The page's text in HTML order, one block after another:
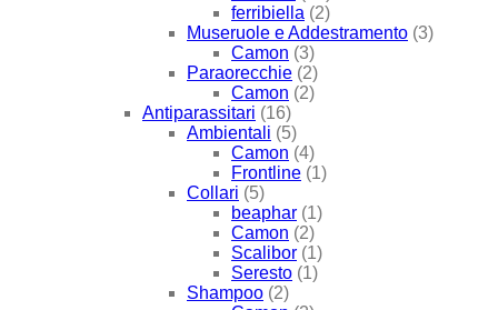
ferribiella (2)
Museruole e Addestramento (3)
Camon (3)
Paraorecchie (2)
Camon (2)
Antiparassitari (16)
Ambientali (5)
Camon (4)
Frontline (1)
Collari (5)
beaphar (1)
Camon (2)
Scalibor (1)
Seresto (1)
Shampoo (2)